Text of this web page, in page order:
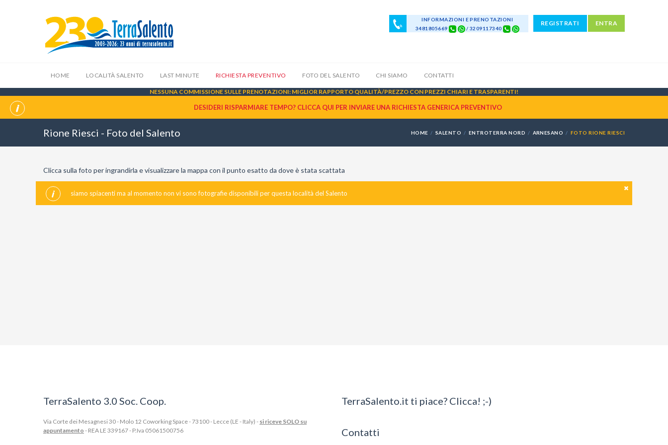
REGISTRATI ENTRA
INFORMAZIONI E PRENOTAZIONI
3481805669
/ 3209117340
HOME LOCALITÀ SALENTO LAST MINUTE RICHIESTA PREVENTIVO FOTO DEL SALENTO CHI SIAMO CONTATTI
NESSUNA COMMISSIONE SULLE PRENOTAZIONI: MIGLIOR RAPPORTO QUALITÀ/PREZZO CON PREZZI CHIARI E TRASPARENTI!
DESIDERI RISPARMIARE TEMPO? CLICCA QUI PER INVIARE UNA RICHIESTA GENERICA PREVENTIVO
Rione Riesci - Foto del Salento HOME SALENTO ENTROTERRA NORD ARNESANO FOTO RIONE RIESCI
Clicca sulla foto per ingrandirla e visualizzare la mappa con il punto esatto da dove è stata scattata
siamo spiacenti ma al momento non vi sono fotografie disponibili per questa località del Salento
TerraSalento 3.0 Soc. Coop.
Via Corte dei Mesagnesi 30 - Molo 12 Coworking Space - 73100 - Lecce (LE - Italy) - si riceve SOLO su
appuntamento - REA LE 339167 - P.Iva 05061500756
TerraSalento.it ti piace? Clicca! ;-)
Contatti